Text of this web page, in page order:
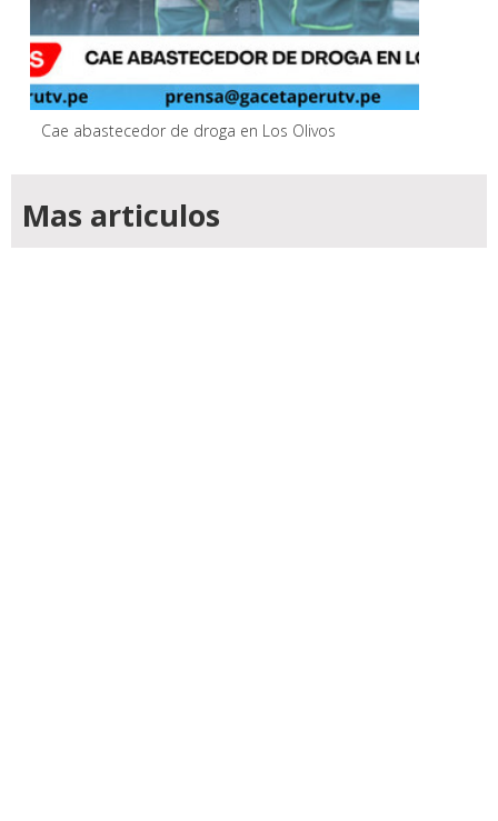
Cae abastecedor de droga en Los Olivos
Mas articulos